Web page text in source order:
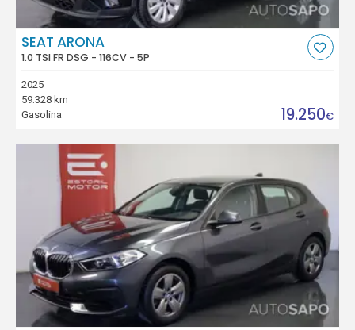
SEAT ARONA
1.0 TSI FR DSG - 116CV - 5P
2025
59.328 km
Gasolina
19.250€